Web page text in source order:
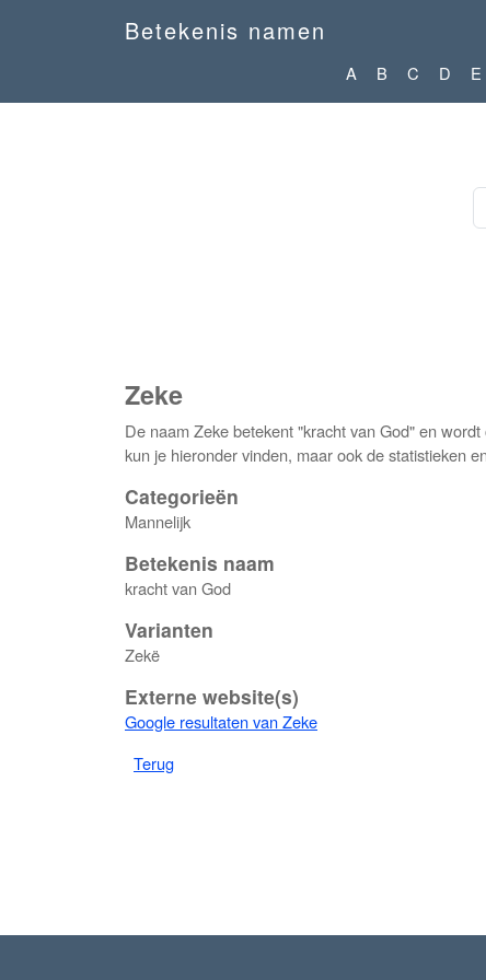
Betekenis namen
A B C D E
Zeke
De naam Zeke betekent "kracht van God" en
kun je hieronder vinden, maar ook de statistieken
Categorieën
Mannelijk
Betekenis naam
kracht van God
Varianten
Zekë
Externe website(s)
Google resultaten van Zeke
Terug